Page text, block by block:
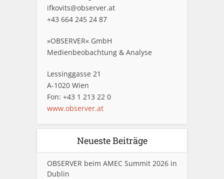
ifkovits@observer.at
+43 664 245 24 87
»OBSERVER« GmbH
Medienbeobachtung & Analyse
Lessinggasse 21
A-1020 Wien
Fon: +43 1 213 22 0
www.observer.at
Neueste Beiträge
OBSERVER beim AMEC Summit 2026 in
Dublin